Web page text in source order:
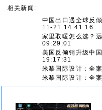
相关新闻:
中国出口遇全球反
11-21 14:41:16
家里取暖怎么选？
09:29:01
美国反倾销升级中
19:17:31
米黎国际设计：全
米黎国际设计：全